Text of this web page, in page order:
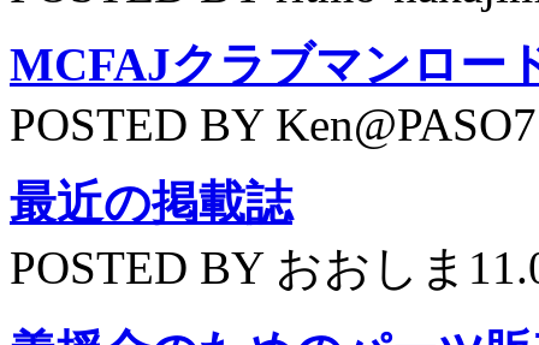
MCFAJクラブマンロー
POSTED BY
最近の掲載誌
POSTED BY おおしま